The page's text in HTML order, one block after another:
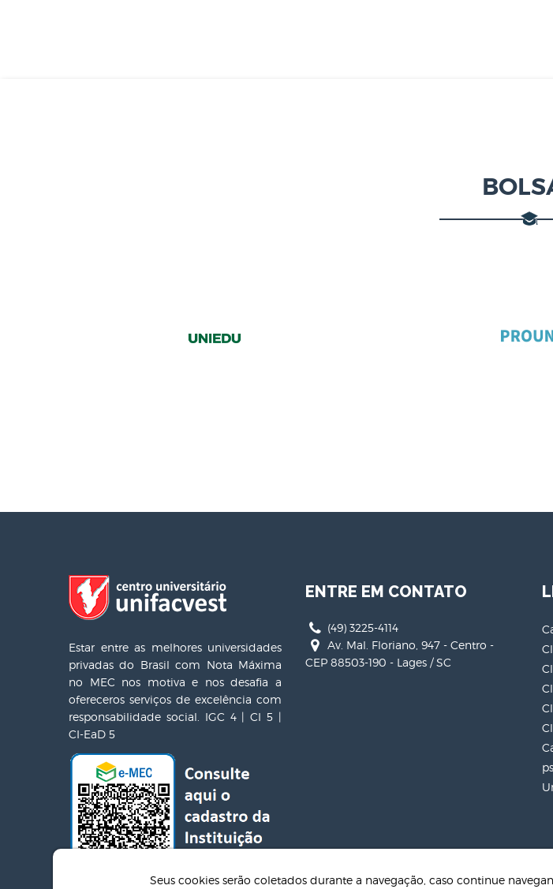
Estar entre as melhores universidades
privadas do Brasil com Nota Máxima
no MEC nos motiva e nos desafia a
ofereceros serviços de excelência com
responsabilidade social. IGC 4 | CI 5 |
CI-EaD 5
ENTRE EM CONTATO
(49) 3225-4114
Av. Mal. Floriano, 947 - Centro -
CEP 88503-190 - Lages / SC
Seus cookies serão coletados durante a navegação, caso continue